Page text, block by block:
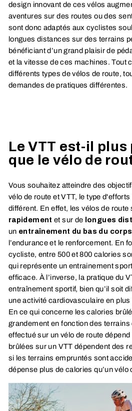
design innovant de ces vélos
aventures sur des routes ou des
sont donc adaptés aux cyclistes
longues distances sur des terrains
bénéficiant d’un grand plaisir de
et la vitesse de ces machines. Tout
différents types de vélos de route,
demandes de pratiques différentes.
Le VTT est-il
que le vélo de
Vous souhaitez atteindre des
vélo de route et VTT, le type
différent. En effet, les vélos de route
rapidementet sur de longues
un entraînement du bas du corps
l’endurance et le renforcement. En
cycliste, entre 500 et 800 calories
qui représente un entrainement
efficace. À l’inverse, la pratique du
entraînement sportif, bien qu’il soit
une activité cardiovasculaire en
En ce qui concerne les calories
grandement en fonction des terrains
effectué sur un vélo de route
brûlées sur un VTT dépendent des
si les terrains empruntés sont
dépense plus de calories qu’un vélo